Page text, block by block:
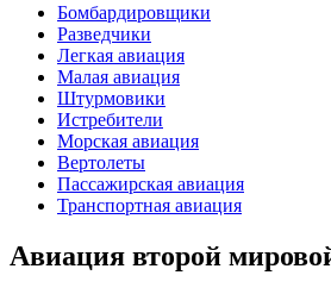
Бомбардировщики
Разведчики
Легкая авиация
Малая авиация
Штурмовики
Истребители
Морская авиация
Вертолеты
Пассажирская авиация
Транспортная авиация
Авиация второй